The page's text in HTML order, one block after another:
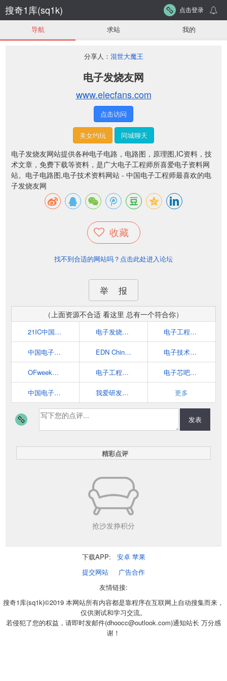
搜奇1库(sq1k) 点击登录
导航 求站 我的
分享人： 混世大魔王
电子发烧友网
www.elecfans.com
点击访问
美女约玩 同城聊天
电子发烧友网站提供各种电子电路，电路图，原理图,IC资料，技
术文章，免费下载等资料，是广大电子工程师所喜爱电子资料网
站。电子电路图,电子技术资料网站 - 中国电子工程师最喜欢的电
子发烧友网
收藏
找不到合适的网站吗？点击此处进入论坛
举 报
（上面资源不合适 看这里 总有一个符合你）
21IC中国电子网 - 中国电子工程师的首选网站 电子发烧友网 电子工程世界-创新电子设计之原-中国最专业的电子工程门户
中国电子顶级开发网(EETOP)-电子设计论坛、博客、超人气的电子工程师资料分享平台 EDN China 电子技术设计 电子技术应用
OFweek电子工程网 电子工程专辑 EE Times China 电子芯吧客(www.icxbk.com)
中国电子技术网 我爱研发网52RD.com 更多
发表
精彩点评
抢沙发挣积分
下载APP: 安卓 苹果
提交网站
广告合作
友情链接:
搜奇1库(sq1k)©2019 本网站所有内容都是靠程序在互联网上自动搜集而来，
仅供测试和学习交流。
若侵犯了您的权益，请即时发邮件(dhoocc@outlook.com)通知站长 万分感
谢！